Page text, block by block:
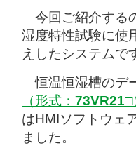
今回ご紹介する
湿度特性試験に使
えしたシステムで
恒温恒湿槽のデ
（形式： 73VR21□
はHMIソフトウェ
ました。